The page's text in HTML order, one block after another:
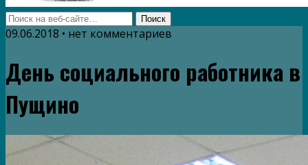
09.06.2018 • нет комментариев
День социального работника в
Пущино